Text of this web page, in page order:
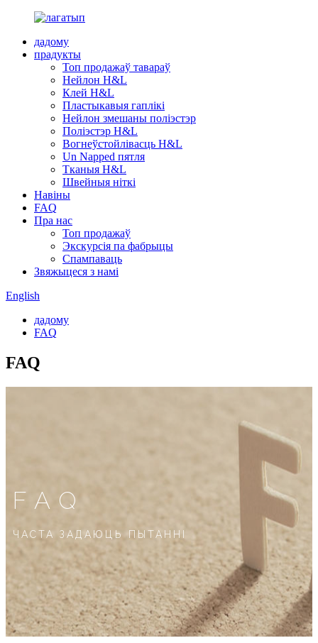
дадому
прадукты
Топ продажаў тавараў
Нейлон H&L
Клей H&L
Пластыкавыя гаплікі
Нейлон змешаны поліэстэр
Поліэстэр H&L
Вогнеўстойлівасць H&L
Un Napped пятля
Тканыя H&L
Швейныя ніткі
Навіны
FAQ
Пра нас
Топ продажаў
Экскурсія па фабрыцы
Спампаваць
Звяжыцеся з намі
English
дадому
FAQ
FAQ
FAQ
ЧАСТА ЗАДАЮЦЬ ПЫТАННІ